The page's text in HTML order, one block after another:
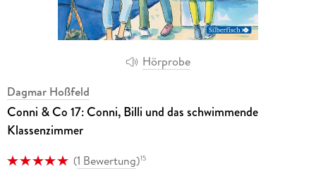
Hörprobe
Dagmar Hoßfeld
Conni & Co 17: Conni, Billi und das schwimmende
Klassenzimmer
(1 Bewertung)15